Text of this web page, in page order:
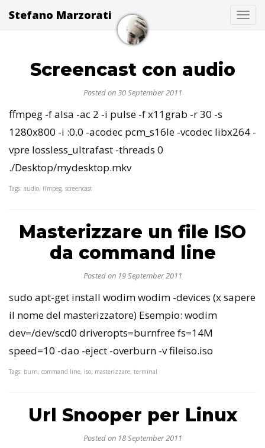
Stefano Marzorati
Screencast con audio
Posted on 30 September 2011
ffmpeg -f alsa -ac 2 -i pulse -f x11grab -r 30 -s
1280x800 -i :0.0 -acodec pcm_s16le -vcodec libx264 -
vpre lossless_ultrafast -threads 0
./Desktop/mydesktop.mkv
Tags: audio, ffmpeg, screencast
Masterizzare un file ISO
da command line
Posted on 19 September 2011
sudo apt-get install wodim wodim -devices (x sapere
il nome del masterizzatore) Esempio: wodim
dev=/dev/scd0 driveropts=burnfree fs=14M
speed=10 -dao -eject -overburn -v fileiso.iso
Tags: burn, command line, iso, masterizzare, terminal
Url Snooper per Linux
Posted on 18 September 2011